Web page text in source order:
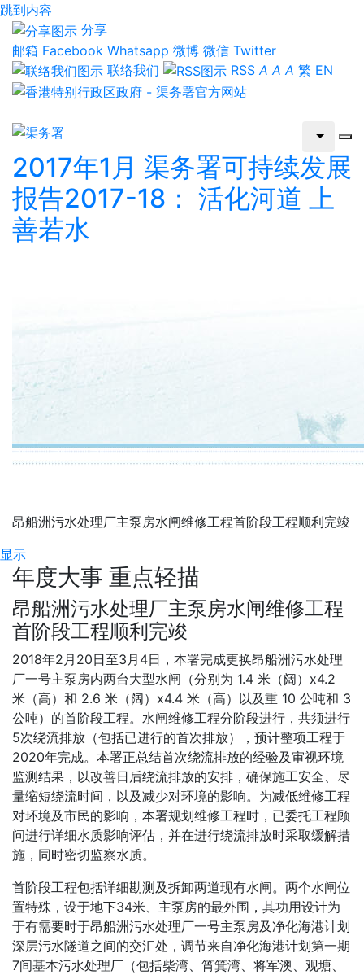
跳到内容
分享
邮箱 Facebook Whatsapp 微博 微信 Twitter
联络我们
RSS A A A 繁 EN
2017年1月 渠务署可持续发展
报告2017-18： 活化河道 上
善若水
昂船洲污水处理厂主泵房水闸维修工程首阶段工程顺利完竣
显示
年度大事 重点轻描
昂船洲污水处理厂主泵房水闸维修工程
首阶段工程顺利完竣
2018年2月20日至3月4日，本署完成更换昂船洲污水处理
厂一号主泵房内两台大型水闸（分别为 1.4 米（阔）x4.2
米（高）和 2.6 米（阔）x4.4 米（高）以及重 10 公吨和 3
公吨）的首阶段工程。水闸维修工程分阶段进行，共须进行
5次绕流排放（包括已进行的首次排放），预计整项工程于
2020年完成。本署正总结首次绕流排放的经验及审视环境
监测结果，以改善日后绕流排放的安排，确保施工安全、尽
量缩短绕流时间，以及减少对环境的影响。为减低维修工程
对环境及市民的影响，本署规划维修工程时，已委托工程顾
问进行详细水质影响评估，并在进行绕流排放时采取缓解措
施，同时密切监察水质。
首阶段工程包括详细勘测及拆卸两道现有水闸。两个水闸位
置特殊，设于地下34米、主泵房的最外围，其功用设计为
于有需要时于昂船洲污水处理厂一号主泵房及净化海港计划
深层污水隧道之间的交汇处，调节来自净化海港计划第一期
7间基本污水处理厂（包括柴湾、筲箕湾、将军澳、观塘、